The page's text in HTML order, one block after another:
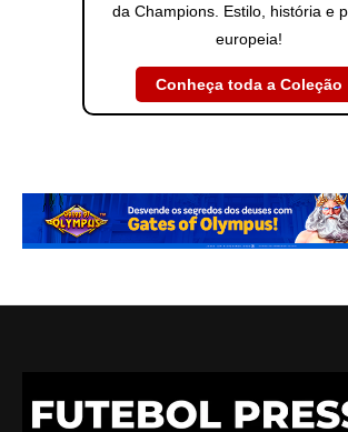
da Champions. Estilo, história e
europeia!
Conheça toda a Coleção